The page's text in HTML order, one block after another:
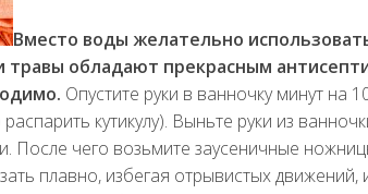
Вместо воды желательно
травы обладают прекрасным
Опустите руки в ванночку минут на
кутикулу). Выньте руки из
После чего возьмите заусеничные
плавно, избегая отрывистых движений,